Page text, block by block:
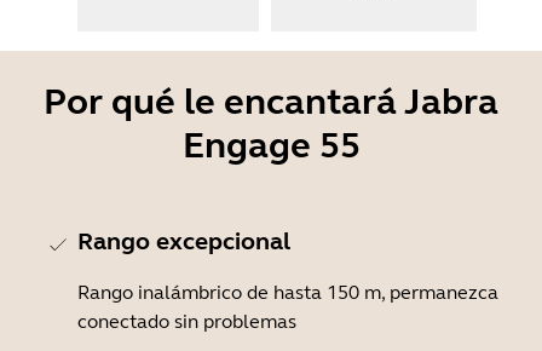
Por qué le encantará Jabra
Engage 55
Rango excepcional
Rango inalámbrico de hasta 150 m, permanezca
conectado sin problemas